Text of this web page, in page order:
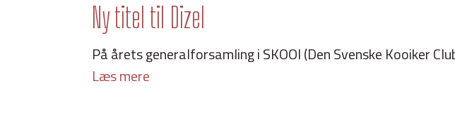
Ny titel til Dizel
På årets generalforsamling i SKOOI (Den Svenske Kooiker
Læs mere